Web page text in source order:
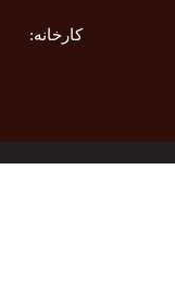
:کارخانه